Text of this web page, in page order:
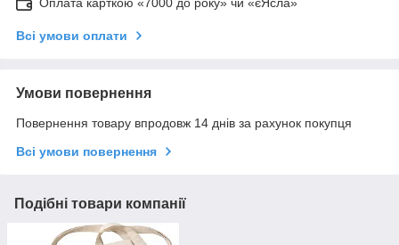
Оплата карткою «7000 до року» чи «єЯсла»
Всі умови оплати
Умови повернення
Повернення товару впродовж 14 днів за рахунок покупця
Всі умови повернення
Подібні товари компанії